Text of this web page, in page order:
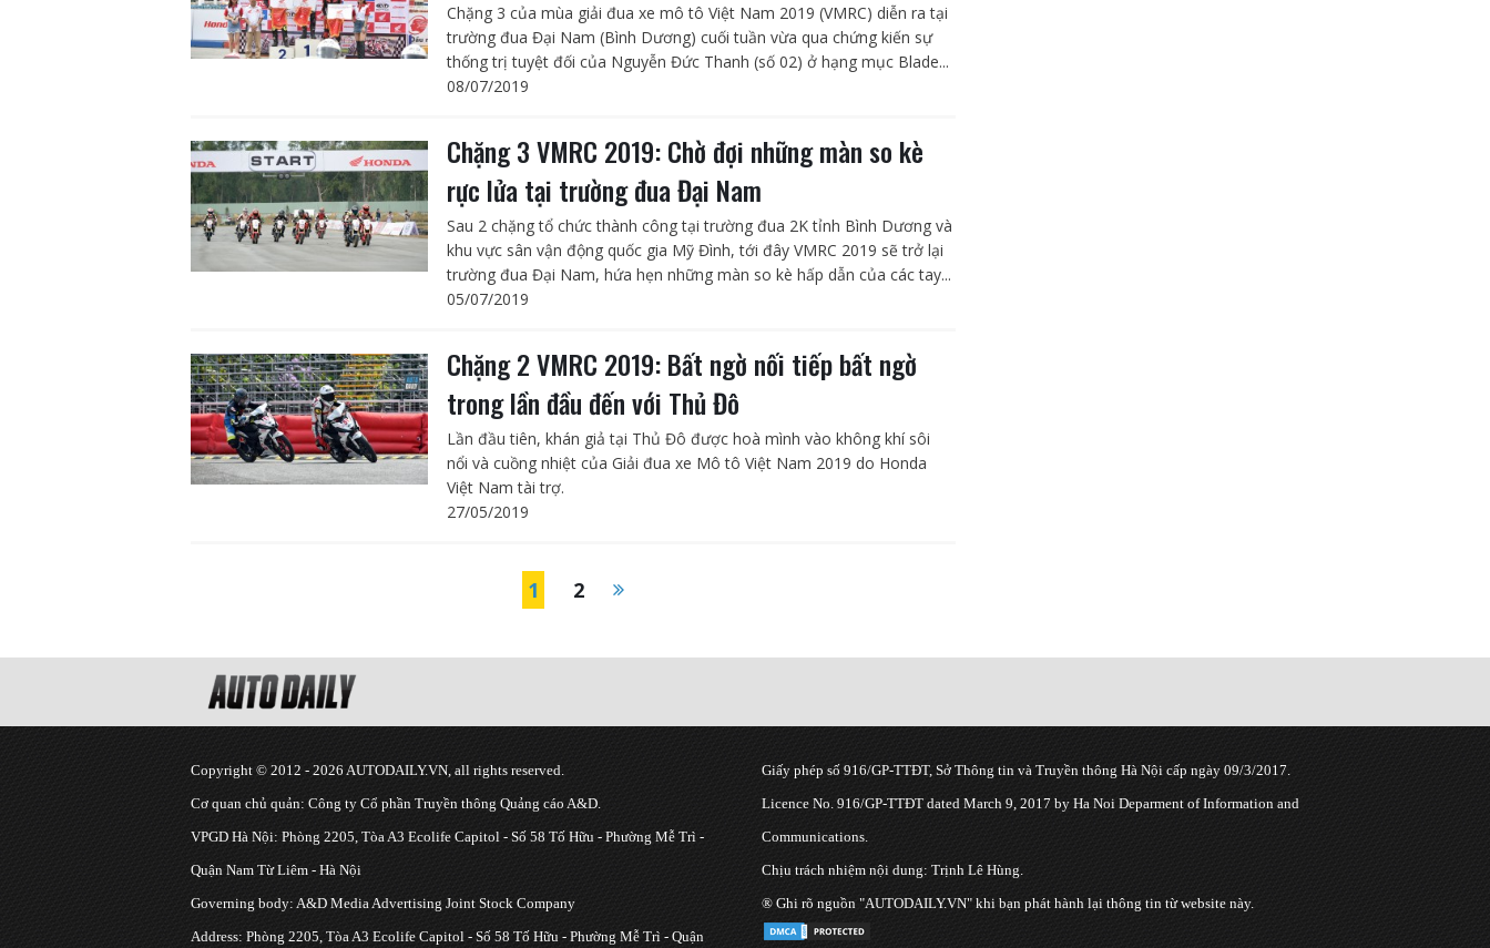
Chặng 3 của mùa giải đua xe mô tô Việt Nam 2019 (VMRC) diễn ra tại
trường đua Đại Nam (Bình Dương) cuối tuần vừa qua chứng kiến sự
thống trị tuyệt đối của Nguyễn Đức Thanh (số 02) ở hạng mục Blade...
08/07/2019
Chặng 3 VMRC 2019: Chờ đợi những màn so kè
rực lửa tại trường đua Đại Nam
Sau 2 chặng tổ chức thành công tại trường đua 2K tỉnh Bình Dương và
khu vực sân vận động quốc gia Mỹ Đình, tới đây VMRC 2019 sẽ trở lại
trường đua Đại Nam, hứa hẹn những màn so kè hấp dẫn của các tay...
05/07/2019
Chặng 2 VMRC 2019: Bất ngờ nối tiếp bất ngờ
trong lần đầu đến với Thủ Đô
Lần đầu tiên, khán giả tại Thủ Đô được hoà mình vào không khí sôi
nổi và cuồng nhiệt của Giải đua xe Mô tô Việt Nam 2019 do Honda
Việt Nam tài trợ.
27/05/2019
1 2
Copyright © 2012 - 2026 AUTODAILY.VN, all rights reserved.
Cơ quan chủ quản: Công ty Cổ phần Truyền thông Quảng cáo A&D.
VPGD Hà Nội: Phòng 2205, Tòa A3 Ecolife Capitol - Số 58 Tố Hữu - Phường Mễ Trì -
Quận Nam Từ Liêm - Hà Nội
Governing body: A&D Media Advertising Joint Stock Company
Address: Phòng 2205, Tòa A3 Ecolife Capitol - Số 58 Tố Hữu - Phường Mễ Trì - Quận
Giấy phép số 916/GP-TTĐT, Sở Thông tin và Truyền thông Hà Nội cấp ngày 09/3/2017.
Licence No. 916/GP-TTĐT dated March 9, 2017 by Ha Noi Deparment of Information and
Communications.
Chịu trách nhiệm nội dung: Trịnh Lê Hùng.
® Ghi rõ nguồn "AUTODAILY.VN" khi bạn phát hành lại thông tin từ website này.